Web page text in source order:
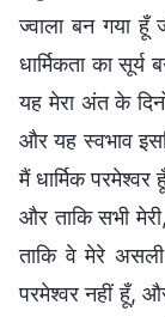
ज्वाला बन गया
धार्मिकता का
यह मेरा अंत के
और यह स्वभाव
मैं धार्मिक
और ताकि सभी
ताकि वे मेरे
परमेश्वर नहीं हूँ,